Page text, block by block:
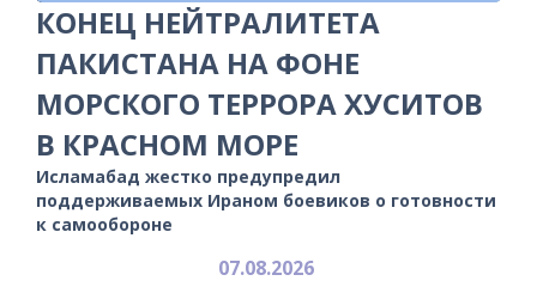
КОНЕЦ НЕЙТРАЛИТЕТА
ПАКИСТАНА НА ФОНЕ
МОРСКОГО ТЕРРОРА ХУСИТОВ
В КРАСНОМ МОРЕ
Исламабад жестко предупредил
поддерживаемых Ираном боевиков о готовности
к самообороне
07.08.2026